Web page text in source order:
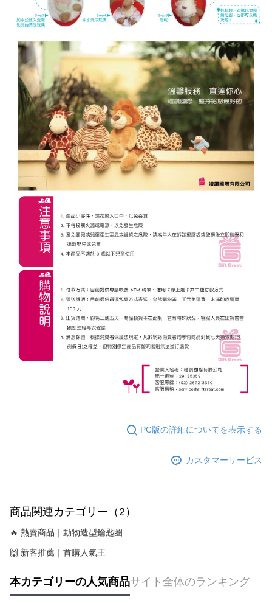
PC版の詳細についてを表示する
カスタマーサービス
商品関連カテゴリー（2）
🔥 熱賣商品｜動物造型鑰匙圈
🙌 新客推薦｜首購人氣王
本カテゴリーの人気商品サイト全体のランキング